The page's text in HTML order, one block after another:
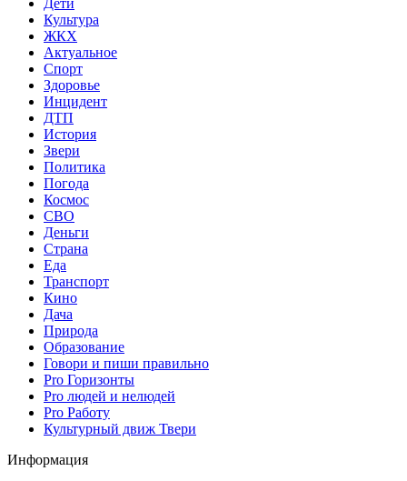
Культура
ЖКХ
Актуальное
Спорт
Здоровье
Инцидент
ДТП
История
Звери
Политика
Погода
Космос
СВО
Деньги
Страна
Еда
Транспорт
Кино
Дача
Природа
Образование
Говори и пиши правильно
Pro Горизонты
Pro людей и нелюдей
Pro Работу
Культурный движ Твери
Информация